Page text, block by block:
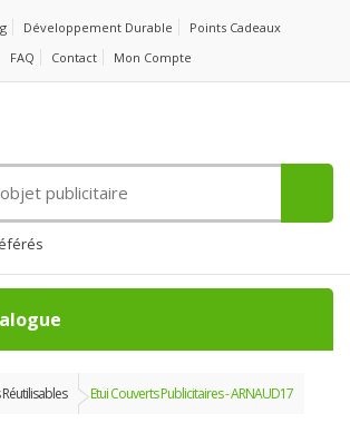
Développement Durable
Points Cadeaux
FAQ
Contact Mon Compte
Etui Couverts Publicitaires - ARNAUD17